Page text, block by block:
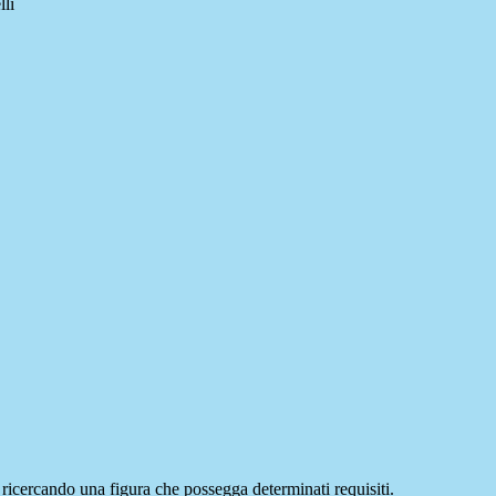
una figura che possegga determinati requisiti.